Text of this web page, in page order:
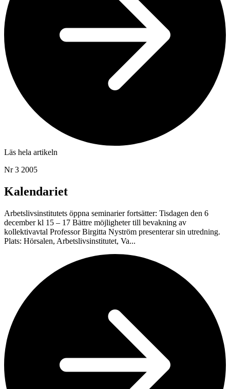
Läs hela artikeln
Nr 3 2005
Kalendariet
Arbetslivsinstitutets öppna seminarier fortsätter: Tisdagen den 6
december kl 15 – 17 Bättre möjligheter till bevakning av
kollektivavtal Professor Birgitta Nyström presenterar sin utredning.
Plats: Hörsalen, Arbetslivsinstitutet, Va...